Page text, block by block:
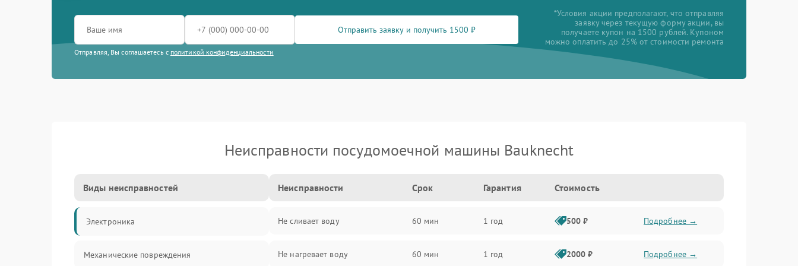
Отправить заявку и получить 1500 ₽
Отправляя, Вы соглашаетесь с политикой конфиденциальности
*Условия акции предполагают, что отправляя
заявку через текущую форму акции, вы
получаете купон на 1500 рублей. Купоном
можно оплатить до 25% от стоимости ремонта
Неисправности посудомоечной машины Bauknecht
Виды неисправностей
Электроника
Механические повреждения
Неисправности Срок Гарантия Стоимость
Не сливает воду 60 мин 1 год 500 ₽ Подробнее →
Не нагревает воду 60 мин 1 год 2000 ₽ Подробнее →